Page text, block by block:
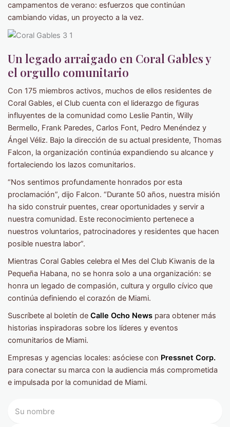
campamentos de verano: esfuerzos que continúan
cambiando vidas, un proyecto a la vez.
Un legado arraigado en Coral Gables y
el orgullo comunitario
Con 175 miembros activos, muchos de ellos residentes de
Coral Gables, el Club cuenta con el liderazgo de figuras
influyentes de la comunidad como Leslie Pantin, Willy
Bermello, Frank Paredes, Carlos Font, Pedro Menéndez y
Ángel Véliz. Bajo la dirección de su actual presidente, Thomas
Falcon, la organización continúa expandiendo su alcance y
fortaleciendo los lazos comunitarios.
“Nos sentimos profundamente honrados por esta
proclamación”, dijo Falcon. “Durante 50 años, nuestra misión
ha sido construir puentes, crear oportunidades y servir a
nuestra comunidad. Este reconocimiento pertenece a
nuestros voluntarios, patrocinadores y residentes que hacen
posible nuestra labor”.
Mientras Coral Gables celebra el Mes del Club Kiwanis de la
Pequeña Habana, no se honra solo a una organización: se
honra un legado de compasión, cultura y orgullo cívico que
continúa definiendo el corazón de Miami.
Suscríbete al boletín de Calle Ocho News para obtener más
historias inspiradoras sobre los líderes y eventos
comunitarios de Miami.
Empresas y agencias locales: asóciese con Pressnet Corp.
para conectar su marca con la audiencia más comprometida
e impulsada por la comunidad de Miami.